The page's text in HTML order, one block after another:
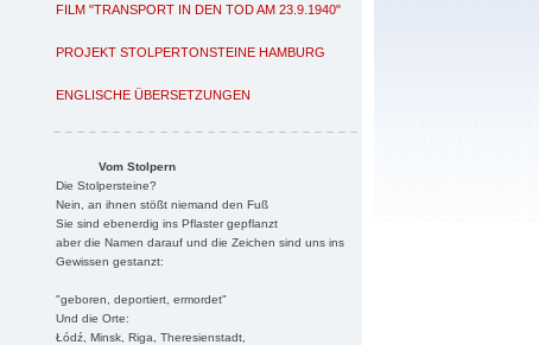
FILM "TRANSPORT IN DEN TOD AM 23.9.1940"
PROJEKT STOLPERTONSTEINE HAMBURG
ENGLISCHE ÜBERSETZUNGEN
Vom Stolpern
Die Stolpersteine?
Nein, an ihnen stößt niemand den Fuß
Sie sind ebenerdig ins Pflaster gepflanzt
aber die Namen darauf und die Zeichen sind uns ins
Gewissen gestanzt:
"geboren, deportiert, ermordet"
Und die Orte:
Łódź, Minsk, Riga, Theresienstadt,